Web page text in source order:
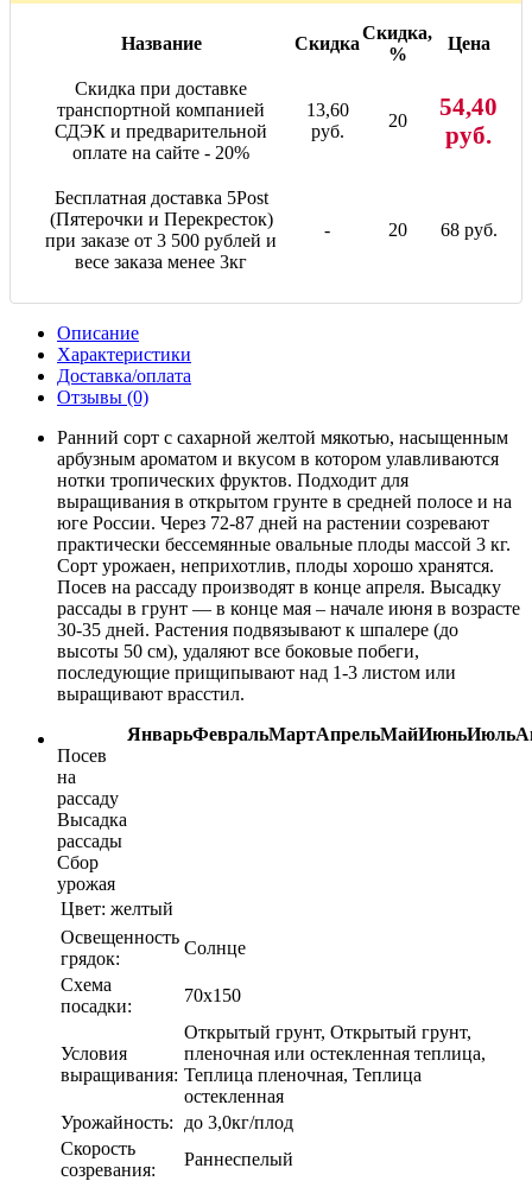
Название Скидка
Скидка,
%
Цена
Скидка при доставке
транспортной компанией
СДЭК и предварительной
оплате на сайте - 20%
13,60
руб.
20
54,40
руб.
Бесплатная доставка 5Post
(Пятерочки и Перекресток)
при заказе от 3 500 рублей и
весе заказа менее 3кг
- 20 68 руб.
Описание
Характеристики
Доставка/оплата
Отзывы (0)
Ранний сорт с сахарной желтой мякотью, насыщенным
арбузным ароматом и вкусом в котором улавливаются
нотки тропических фруктов. Подходит для
выращивания в открытом грунте в средней полосе и на
юге России. Через 72-87 дней на растении созревают
практически бессемянные овальные плоды массой 3 кг.
Сорт урожаен, неприхотлив, плоды хорошо хранятся.
Посев на рассаду производят в конце апреля. Высадку
рассады в грунт — в конце мая – начале июня в возрасте
30-35 дней. Растения подвязывают к шпалере (до
высоты 50 см), удаляют все боковые побеги,
последующие прищипывают над 1-3 листом или
выращивают врасстил.
ЯнварьФевральМартАпрельМайИюньИюль
Посев
на
рассаду
Высадка
рассады
Сбор
урожая
Цвет: желтый
Освещенность
грядок:
Солнце
Схема
посадки:
70х150
Условия
выращивания:
Открытый грунт, Открытый грунт,
пленочная или остекленная теплица,
Теплица пленочная, Теплица
остекленная
Урожайность:
до 3,0кг/плод
Скорость
созревания:
Раннеспелый